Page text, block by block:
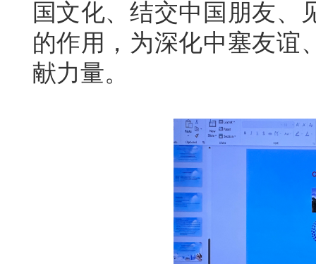
国文化、结交中国朋友、
的作用，为深化中塞友谊
献力量。